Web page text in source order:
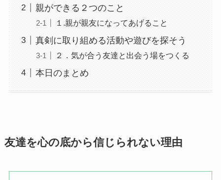
親ができる２つのこと
１.親が親友になってあげること
真剣に取り組める活動や遊びを探そう
２．気が合う友達と出会う場をつくる
本日のまとめ
友達を心の底から信じられない理由